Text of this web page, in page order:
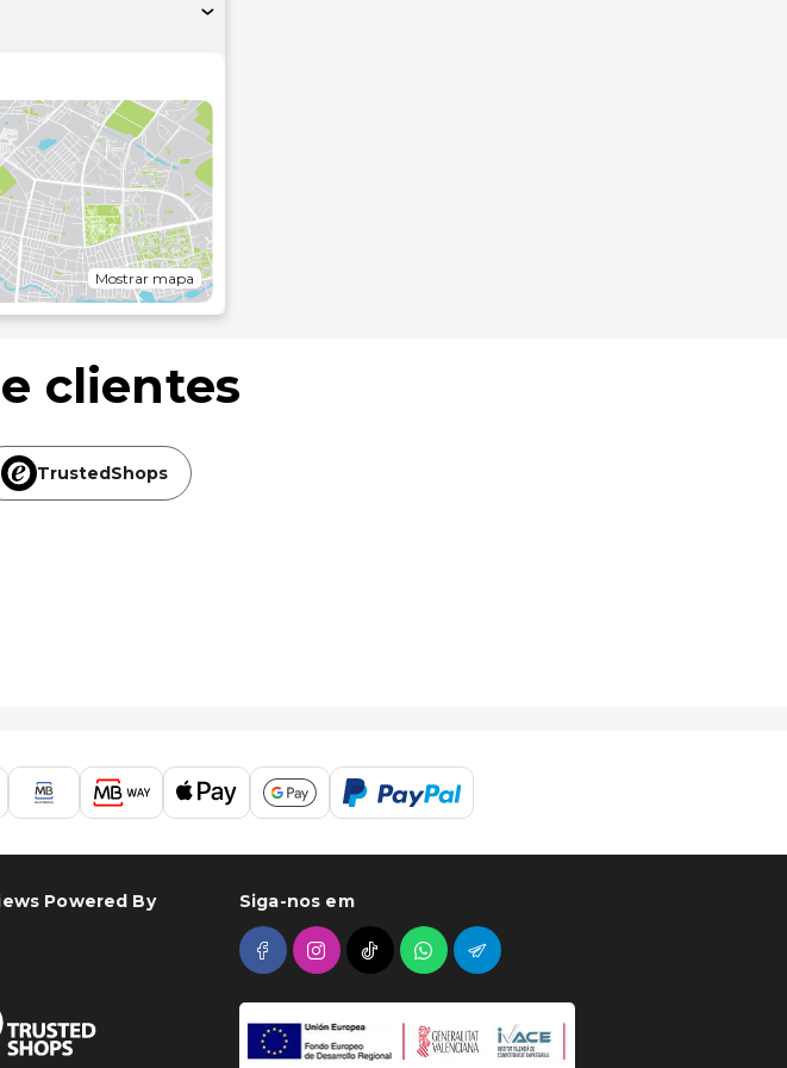
para saciar o
principais
no lobby. Planeia um
onde se incluem
à 0,1 milha e ao
Mostrar mapa
clientes
TrustedShops
Powered By Siga-nos em